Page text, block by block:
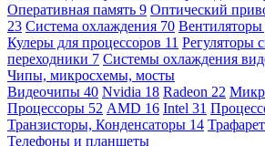
Оперативная память 9 Оптический
23 Система охлаждения 70 Вентиляторы
Кулеры для процессоров 11 Регуляторы
переходники 7 Системы охлаждения
Чипы, микросхемы, мосты
Видеочипы 40 Nvidia 18 Radeon 22
Процессоры 52 AMD 16 Intel 31
Транзисторы, Конденсаторы 14
Телефоны и планшеты